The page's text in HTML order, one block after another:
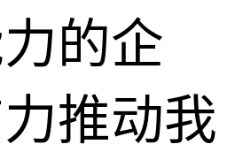
的企
推动我